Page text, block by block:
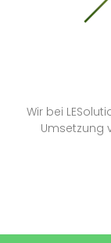
Wir bei
Umsetzung